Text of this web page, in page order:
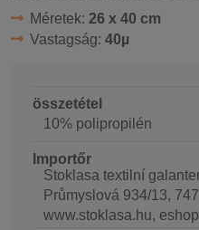
Méretek: 26 x 40 cm
Vastagság: 40µ
összetétel
10% polipropilén
Importőr
Stoklasa textilní
Průmyslová 934/13,
www.stoklasa.hu,